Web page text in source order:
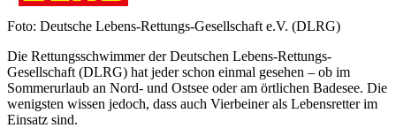
Foto: Deutsche Lebens-Rettungs-Gesellschaft e.V. (DLRG)
Die Rettungsschwimmer der Deutschen Lebens-Rettungs-
Gesellschaft (DLRG) hat jeder schon einmal gesehen – ob im
Sommerurlaub an Nord- und Ostsee oder am örtlichen Badesee. Die
wenigsten wissen jedoch, dass auch Vierbeiner als Lebensretter im
Einsatz sind.